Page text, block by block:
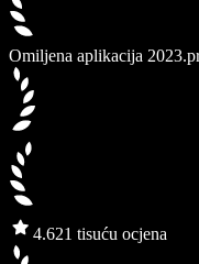
Omiljena aplikacija 2023.
4.621 tisuću ocjena